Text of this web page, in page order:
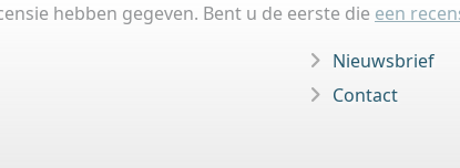
hebben gegeven. Bent u de eerste die een
Nieuwsbrief
Contact